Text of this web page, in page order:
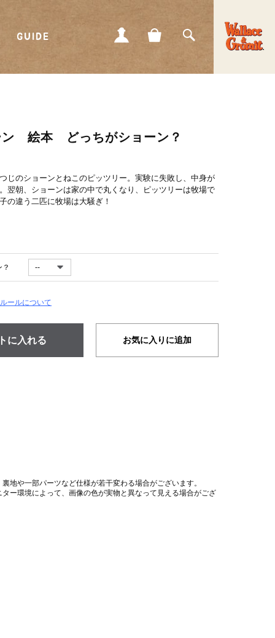
GUIDE
ン 絵本 どっちがショーン？
じのショーンとねこのピッツリー。実験に失敗し、中身が
翌朝、ショーンは家の中で丸くなり、ピッツリーは牧場で
の違う二匹に牧場は大騒ぎ！
ールについて
お気に入りに追加
地や一部パーツなど仕様が若干変わる場合がございます。
ー環境によって、画像の色が実物と異なって見える場合がござ